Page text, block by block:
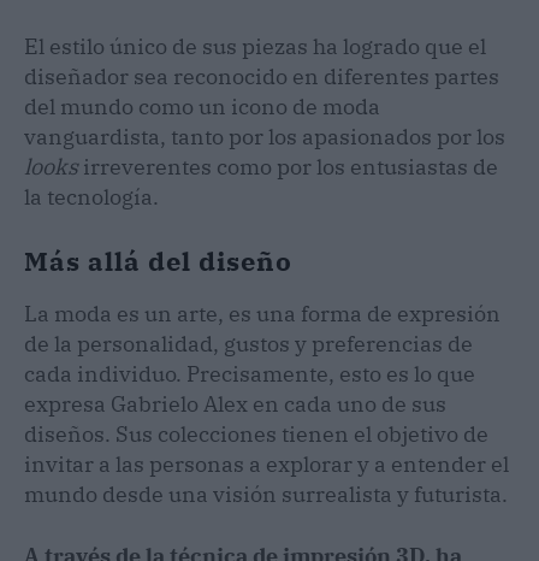
El estilo único de sus piezas ha logrado que el
diseñador sea reconocido en diferentes partes
del mundo como un icono de moda
vanguardista, tanto por los apasionados por los
looksirreverentes como por los entusiastas de
la tecnología.
Más allá del diseño
La moda es un arte, es una forma de expresión
de la personalidad, gustos y preferencias de
cada individuo. Precisamente, esto es lo que
expresa Gabrielo Alex en cada uno de sus
diseños. Sus colecciones tienen el objetivo de
invitar a las personas a explorar y a entender el
mundo desde una visión surrealista y futurista.
A través de la técnica de impresión 3D, ha